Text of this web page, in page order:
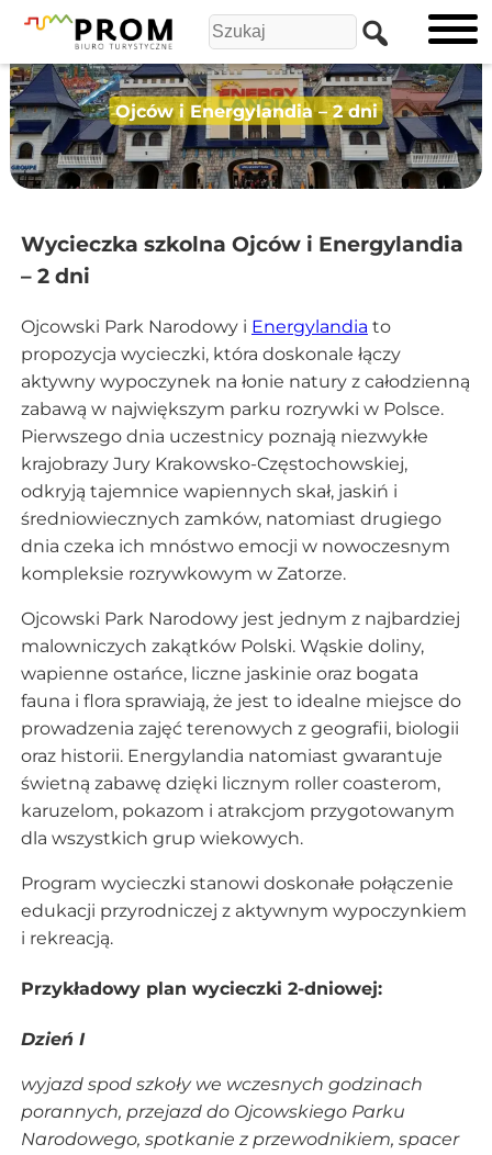
Ojców i Energylandia – 2 dni
Wycieczka szkolna Ojców i Energylandia
– 2 dni
Ojcowski Park Narodowy i Energylandia to
propozycja wycieczki, która doskonale łączy
aktywny wypoczynek na łonie natury z całodzienną
zabawą w największym parku rozrywki w Polsce.
Pierwszego dnia uczestnicy poznają niezwykłe
krajobrazy Jury Krakowsko-Częstochowskiej,
odkryją tajemnice wapiennych skał, jaskiń i
średniowiecznych zamków, natomiast drugiego
dnia czeka ich mnóstwo emocji w nowoczesnym
kompleksie rozrywkowym w Zatorze.
Ojcowski Park Narodowy jest jednym z najbardziej
malowniczych zakątków Polski. Wąskie doliny,
wapienne ostańce, liczne jaskinie oraz bogata
fauna i flora sprawiają, że jest to idealne miejsce do
prowadzenia zajęć terenowych z geografii, biologii
oraz historii. Energylandia natomiast gwarantuje
świetną zabawę dzięki licznym roller coasterom,
karuzelom, pokazom i atrakcjom przygotowanym
dla wszystkich grup wiekowych.
Program wycieczki stanowi doskonałe połączenie
edukacji przyrodniczej z aktywnym wypoczynkiem
i rekreacją.
Przykładowy plan wycieczki 2-dniowej:
Dzień I
wyjazd spod szkoły we wczesnych godzinach
porannych, przejazd do Ojcowskiego Parku
Narodowego, spotkanie z przewodnikiem, spacer